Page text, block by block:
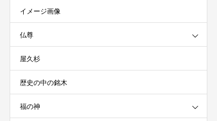
イメージ画像
仏尊
屋久杉
歴史の中の銘木
福の神